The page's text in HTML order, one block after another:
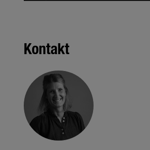
Kontakt